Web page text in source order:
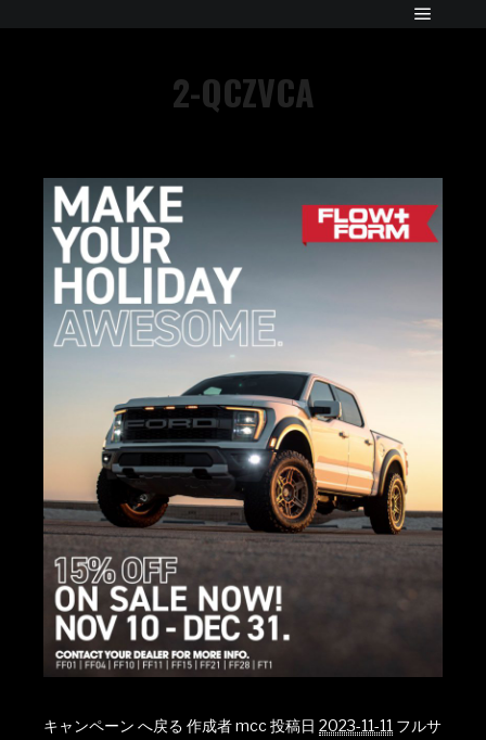
2-QCZVCA
キャンペーン へ戻る 作成者mcc投稿日 2023-11-11 フルサ